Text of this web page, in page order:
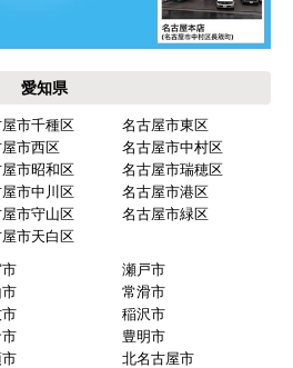
ト】
事店の証明もきちんと対応し
ングが来たら、一番の候補先
コさん
14:53
に注文できましたか？
応は適切でしたか？
愛知県
市千種区
名古屋市東区
市西区
名古屋市中村区
市昭和区
名古屋市瑞穂区
市中川区
名古屋市港区
市守山区
名古屋市緑区
市天白区
瀬戸市
常滑市
稲沢市
豊明市
北名古屋市